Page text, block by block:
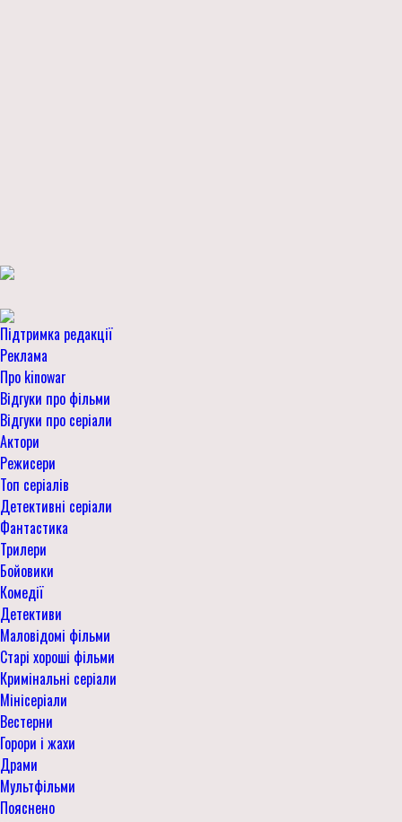
Підтримка редакції
Реклама
Про kinowar
Відгуки про фільми
Відгуки про серіали
Актори
Режисери
Топ серіалів
Детективні серіали
Фантастика
Трилери
Бойовики
Комедії
Детективи
Маловідомі фільми
Старі хороші фільми
Кримінальні серіали
Мінісеріали
Вестерни
Горори і жахи
Драми
Мультфільми
Пояснено